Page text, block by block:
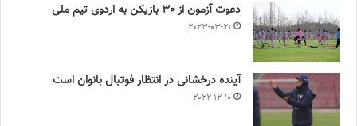
دعوت آزمون از 30 بازیکن به اردوی تیم ملی
2023-03-21
آینده درخشانی در انتظار فوتبال بانوان است
2022-12-10